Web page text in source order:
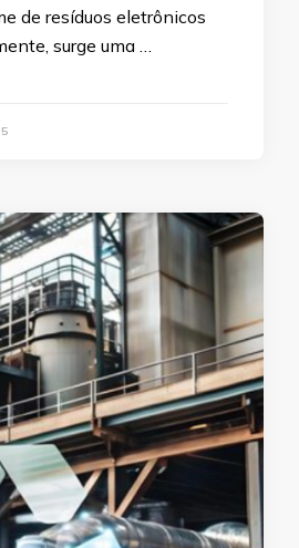
de resíduos eletrônicos
surge uma …